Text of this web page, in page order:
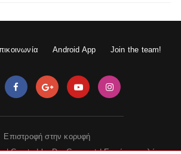
Android App Join the team!
Επιστροφή στην κορυφή
| Created byDevGuru.net|Εμφάνιση πλήρους